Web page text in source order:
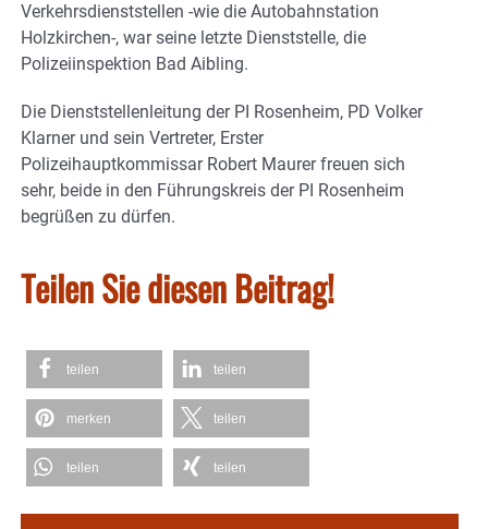
Verkehrsdienststellen -wie die Autobahnstation
Holzkirchen-, war seine letzte Dienststelle, die
Polizeiinspektion Bad Aibling.
Die Dienststellenleitung der PI Rosenheim, PD Volker
Klarner und sein Vertreter, Erster
Polizeihauptkommissar Robert Maurer freuen sich
sehr, beide in den Führungskreis der PI Rosenheim
begrüßen zu dürfen.
Teilen Sie diesen Beitrag!
teilen teilen
merken teilen
teilen teilen